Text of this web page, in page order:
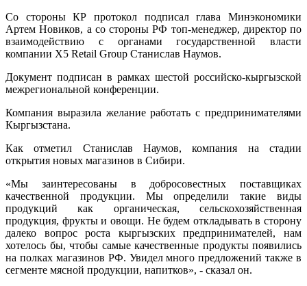
Со стороны КР протокол подписал глава Минэкономики
Артем Новиков, а со стороны РФ топ-менеджер, директор по
взаимодействию с органами государственной власти
компании X5 Retail Group Станислав Наумов.
Документ подписан в рамках шестой российско-кыргызской
межрегиональной конференции.
Компания выразила желание работать с предпринимателями
Кыргызстана.
Как отметил Станислав Наумов, компания на стадии
открытия новых магазинов в Сибири.
«Мы заинтересованы в добросовестных поставщиках
качественной продукции. Мы определили такие виды
продукций как органическая, сельскохозяйственная
продукция, фрукты и овощи. Не будем откладывать в сторону
далеко вопрос роста кыргызских предпринимателей, нам
хотелось бы, чтобы самые качественные продукты появились
на полках магазинов РФ. Увидел много предложений также в
сегменте мясной продукции, напитков», - сказал он.